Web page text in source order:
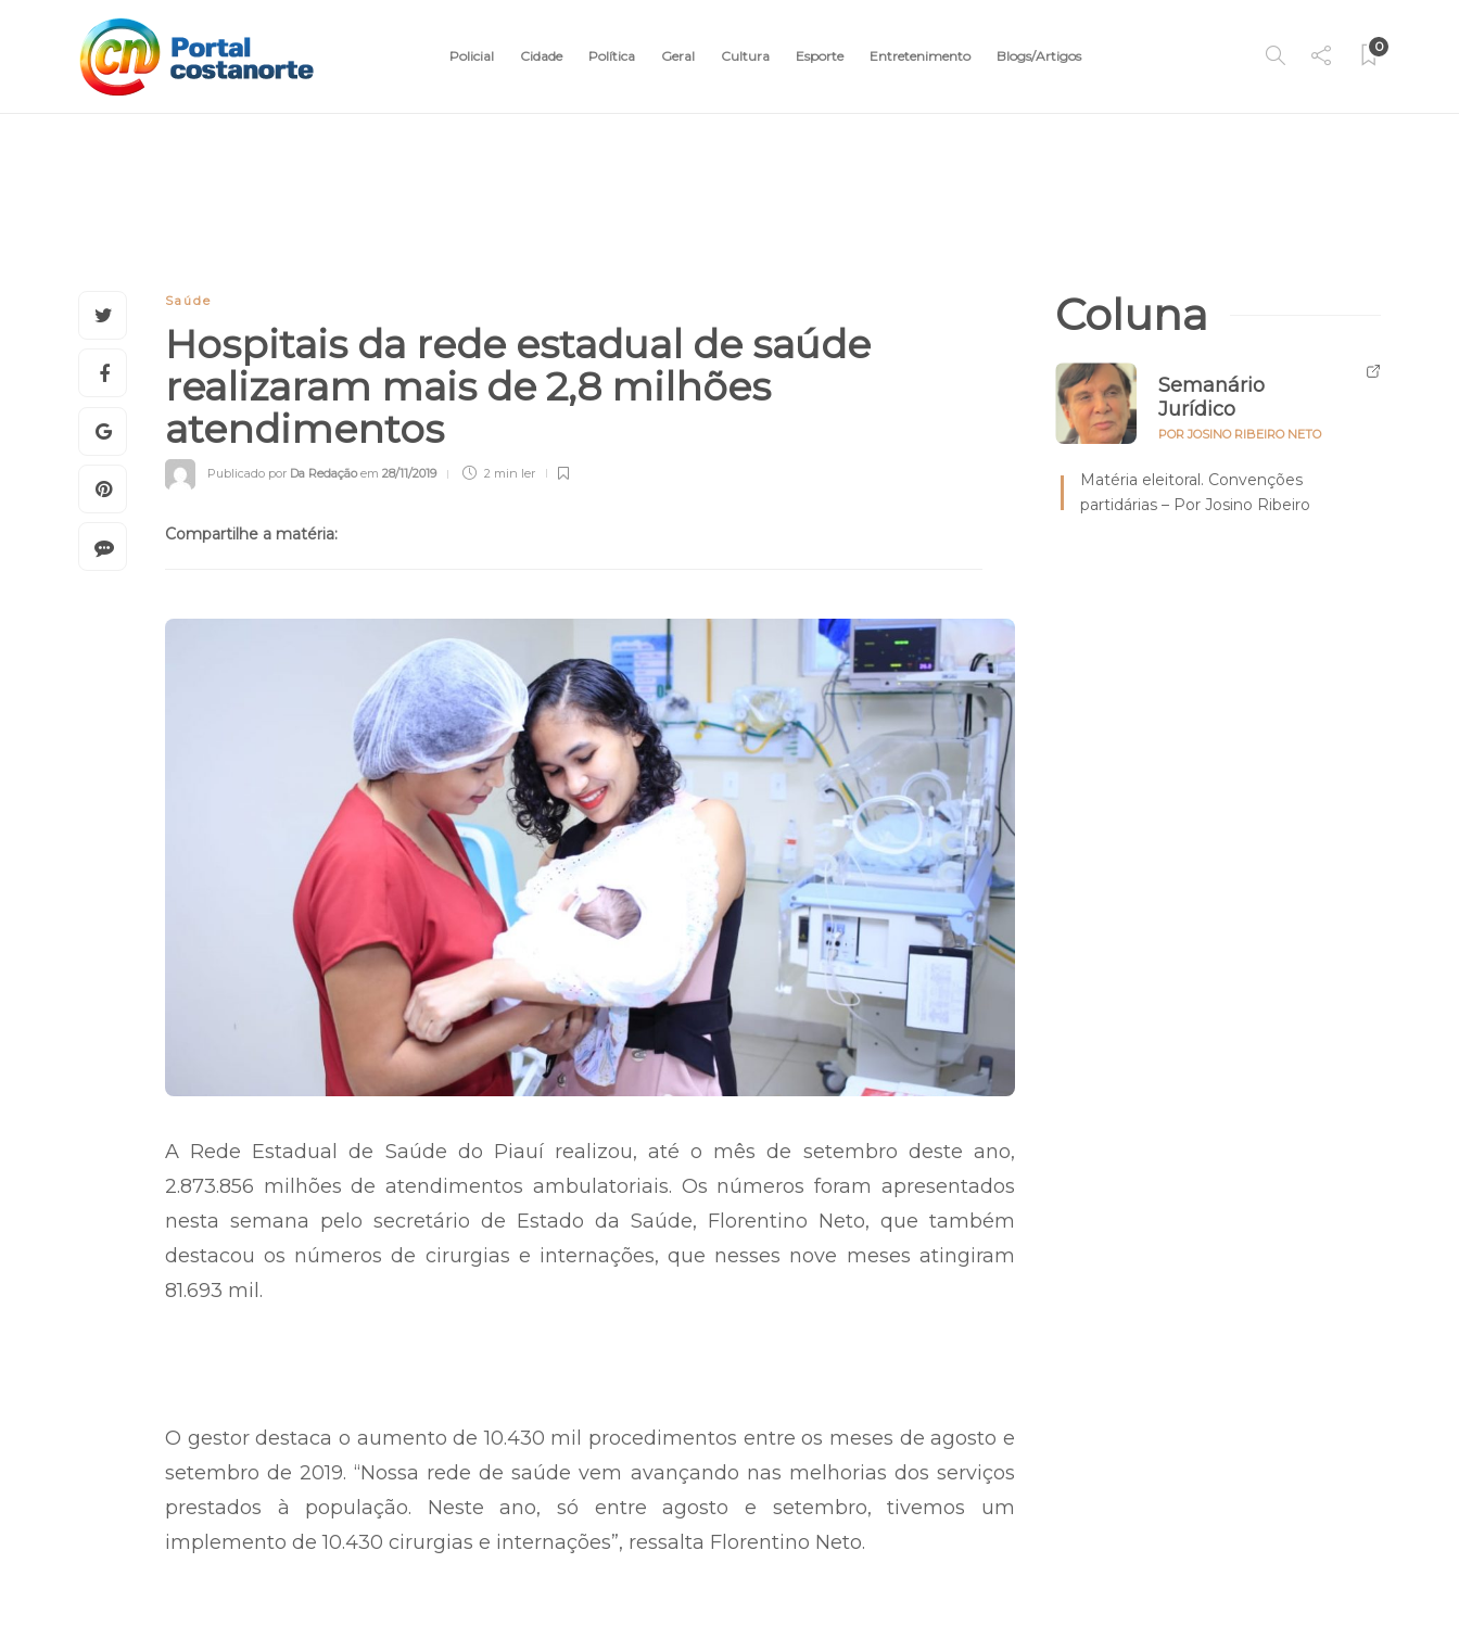
Policial Cidade Política Geral Cultura Esporte Entretenimento Blogs/Artigos
0
Saúde
Hospitais da rede estadual de saúde
realizaram mais de 2,8 milhões
atendimentos
Publicado por Da Redaçãoem 28/11/2019 2 min ler
Compartilhe a matéria:
A Rede Estadual de Saúde do Piauí realizou, até o mês de setembro deste ano,
2.873.856 milhões de atendimentos ambulatoriais. Os números foram apresentados
nesta semana pelo secretário de Estado da Saúde, Florentino Neto, que também
destacou os números de cirurgias e internações, que nesses nove meses atingiram
81.693 mil.
O gestor destaca o aumento de 10.430 mil procedimentos entre os meses de agosto e
setembro de 2019. “Nossa rede de saúde vem avançando nas melhorias dos serviços
prestados à população. Neste ano, só entre agosto e setembro, tivemos um
implemento de 10.430 cirurgias e internações”, ressalta Florentino Neto.
Coluna
Semanário
Jurídico
POR JOSINO RIBEIRO NETO
Matéria eleitoral. Convenções
partidárias – Por Josino Ribeiro